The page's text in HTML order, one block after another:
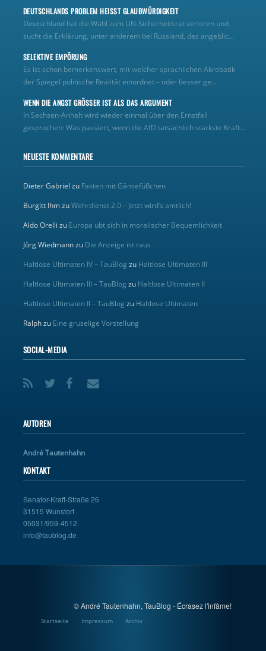
DEUTSCHLANDS PROBLEM HEISST GLAUBWÜRDIGKEIT
Deutschland hat die Wahl zum UN‑Sicherheitsrat verloren und
sucht die Erklärung, unter anderem bei Russland, das angeblic...
SELEKTIVE EMPÖRUNG
Es ist schon bemerkenswert, mit welcher sprachlichen Akrobatik
der Spiegel politische Realität einordnet – oder besser ge...
WENN DIE ANGST GRÖSSER IST ALS DAS ARGUMENT
In Sachsen-Anhalt wird wieder einmal über den Ernstfall
gesprochen: Was passiert, wenn die AfD tatsächlich stärkste Kraft...
NEUESTE KOMMENTARE
Dieter Gabriel zu Fakten mit Gänsefüßchen
Burgitt IhmzuWehrdienst 2.0 – Jetzt wird’s amtlich!
Aldo Orelli zu Europa übt sich in moralischer Bequemlichkeit
Jörg Wiedmannzu Die Anzeige ist raus
Haltlose Ultimaten IV – TauBlog zu Haltlose Ultimaten III
Haltlose Ultimaten III – TauBlog zu Haltlose Ultimaten II
Haltlose Ultimaten II – TauBlog zu Haltlose Ultimaten
Ralphzu Eine gruselige Vorstellung
SOCIAL-MEDIA
AUTOREN
André Tautenhahn
KONTAKT
Senator-Kraft-Straße 26
31515 Wunstorf
05031/959-4512
info@taublog.de
© André Tautenhahn, TauBlog - Écrasez l'infâme!
Startseite Impressum Archiv